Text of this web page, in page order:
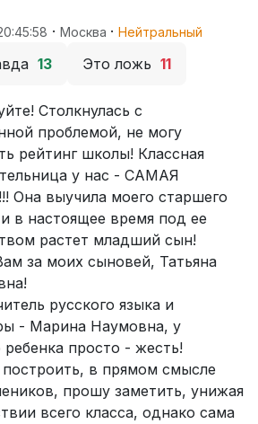
· Москва · Нейтральный
13 Это ложь 11
Столкнулась с
проблемой, не могу
рейтинг школы! Классная
у нас - САМАЯ
Она выучила моего старшего
в настоящее время под ее
растет младший сын!
за моих сыновей, Татьяна
русского языка и
- Марина Наумовна, у
просто - жесть!
в прямом смысле
прошу заметить, унижая
всего класса, однако сама